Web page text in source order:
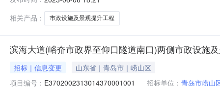
88817898开标时间：2023/6/69:30:00开标地点：崂山
相关产品：
市政设施及景观提升工程
滨海大道(峪夼市政界至仰口隧道南口)两侧市政设施
招标｜信息变更
山东省｜青岛市｜崂山区
项目编号： E3702002313014370001001 招标单位： 青岛市崂山